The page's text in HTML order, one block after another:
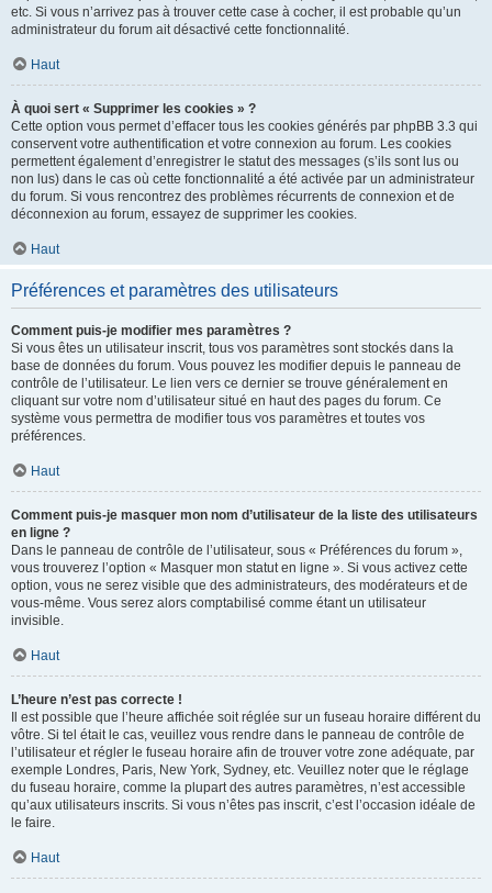
etc. Si vous n’arrivez pas à trouver cette case à cocher, il est probable qu’un
administrateur du forum ait désactivé cette fonctionnalité.
Haut
À quoi sert « Supprimer les cookies » ?
Cette option vous permet d’effacer tous les cookies générés par phpBB 3.3 qui
conservent votre authentification et votre connexion au forum. Les cookies
permettent également d’enregistrer le statut des messages (s’ils sont lus ou
non lus) dans le cas où cette fonctionnalité a été activée par un administrateur
du forum. Si vous rencontrez des problèmes récurrents de connexion et de
déconnexion au forum, essayez de supprimer les cookies.
Haut
Préférences et paramètres des utilisateurs
Comment puis-je modifier mes paramètres ?
Si vous êtes un utilisateur inscrit, tous vos paramètres sont stockés dans la
base de données du forum. Vous pouvez les modifier depuis le panneau de
contrôle de l’utilisateur. Le lien vers ce dernier se trouve généralement en
cliquant sur votre nom d’utilisateur situé en haut des pages du forum. Ce
système vous permettra de modifier tous vos paramètres et toutes vos
préférences.
Haut
Comment puis-je masquer mon nom d’utilisateur de la liste des utilisateurs
en ligne ?
Dans le panneau de contrôle de l’utilisateur, sous « Préférences du forum »,
vous trouverez l’option « Masquer mon statut en ligne ». Si vous activez cette
option, vous ne serez visible que des administrateurs, des modérateurs et de
vous-même. Vous serez alors comptabilisé comme étant un utilisateur
invisible.
Haut
L’heure n’est pas correcte !
Il est possible que l’heure affichée soit réglée sur un fuseau horaire différent du
vôtre. Si tel était le cas, veuillez vous rendre dans le panneau de contrôle de
l’utilisateur et régler le fuseau horaire afin de trouver votre zone adéquate, par
exemple Londres, Paris, New York, Sydney, etc. Veuillez noter que le réglage
du fuseau horaire, comme la plupart des autres paramètres, n’est accessible
qu’aux utilisateurs inscrits. Si vous n’êtes pas inscrit, c’est l’occasion idéale de
le faire.
Haut